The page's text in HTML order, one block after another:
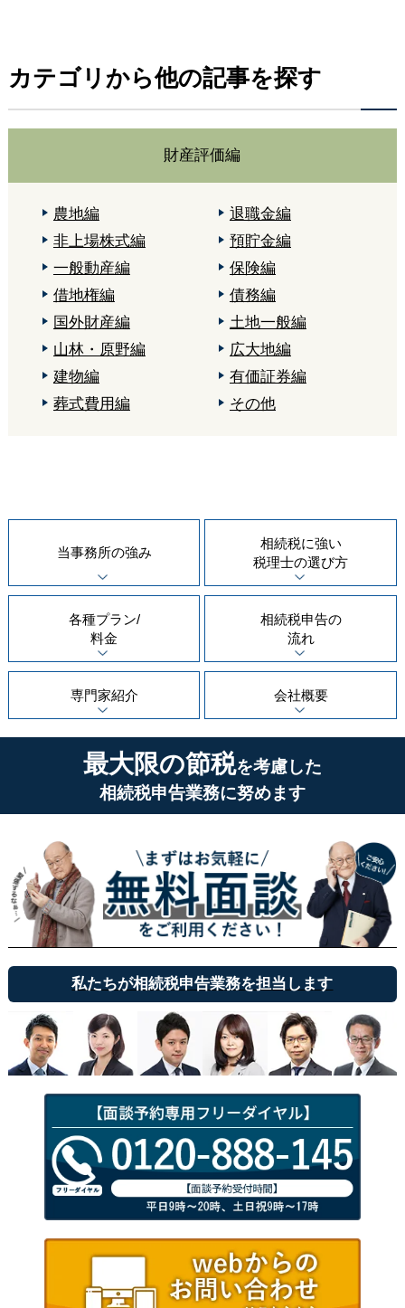
カテゴリから他の記事を探す
財産評価編
農地編
退職金編
非上場株式編
預貯金編
一般動産編
保険編
借地権編
債務編
国外財産編
土地一般編
山林・原野編
広大地編
建物編
有価証券編
葬式費用編
その他
当事務所の強み
相続税に強い
税理士の選び方
各種プラン/
料金
相続税申告の
流れ
専門家紹介 会社概要
最大限の節税を考慮した
相続税申告業務に努めます
私たちが相続税申告業務を担当します